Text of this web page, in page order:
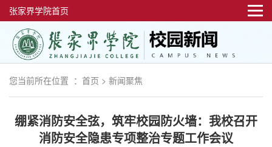
张家界学院首页
您当前所在位置 ： 首页 > 新闻聚焦
绷紧消防安全弦，筑牢校园防火墙：我校召开
消防安全隐患专项整治专题工作会议